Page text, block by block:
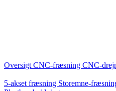
Oversigt CNC-fræsning CNC-
5-akset fræsning Storemne-